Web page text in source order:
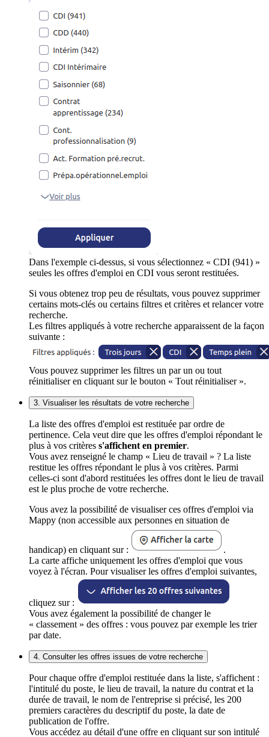
Dans l'exemple ci-dessus, si vous sélectionnez « CDI (941) »
seules les offres d'emploi en CDI vous seront restituées.
Si vous obtenez trop peu de résultats, vous pouvez supprimer
certains mots-clés ou certains filtres et critères et relancer votre
recherche.
Les filtres appliqués à votre recherche apparaissent de la façon
suivante :
Vous pouvez supprimer les filtres un par un ou tout
réinitialiser en cliquant sur le bouton « Tout réinitialiser ».
3. Visualiser les résultats de votre recherche
La liste des offres d'emploi est restituée par ordre de
pertinence. Cela veut dire que les offres d'emploi répondant le
plus à vos critères s'affichent en premier.
Vous avez renseigné le champ « Lieu de travail » ? La liste
restitue les offres répondant le plus à vos critères. Parmi
celles-ci sont d'abord restituées les offres dont le lieu de travail
est le plus proche de votre recherche.
Vous avez la possibilité de visualiser ces offres d'emploi via
Mappy (non accessible aux personnes en situation de
handicap) en cliquant sur :
.
La carte affiche uniquement les offres d'emploi que vous
voyez à l'écran. Pour visualiser les offres d'emploi suivantes,
cliquez sur :
Vous avez également la possibilité de changer le
« classement » des offres : vous pouvez par exemple les trier
par date.
4. Consulter les offres issues de votre recherche
Pour chaque offre d'emploi restituée dans la liste, s'affichent :
l'intitulé du poste, le lieu de travail, la nature du contrat et la
durée de travail, le nom de l'entreprise si précisé, les 200
premiers caractères du descriptif du poste, la date de
publication de l'offre.
Vous accédez au détail d'une offre en cliquant sur son intitulé